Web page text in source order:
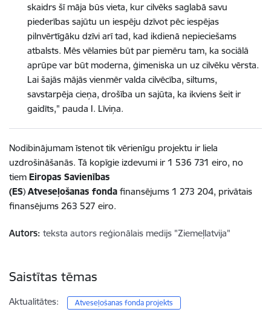
skaidrs šī māja būs vieta, kur cilvēks saglabā savu
piederības sajūtu un iespēju dzīvot pēc iespējas
pilnvērtīgāku dzīvi arī tad, kad ikdienā nepieciešams
atbalsts. Mēs vēlamies būt par piemēru tam, ka sociālā
aprūpe var būt moderna, ģimeniska un uz cilvēku vērsta.
Lai šajās mājās vienmēr valda cilvēcība, siltums,
savstarpēja cieņa, drošība un sajūta, ka ikviens šeit ir
gaidīts," pauda I. Līviņa.
Nodibinājumam īstenot tik vērienīgu projektu ir liela
uzdrošināšanās. Tā kopīgie izdevumi ir 1 536 731 eiro, no
tiem Eiropas Savienības
(ES) Atveseļošanas fonda finansējums 1 273 204, privātais
finansējums 263 527 eiro.
Autors: teksta autors reģionālais medijs "Ziemeļlatvija"
Saistītas tēmas
Aktualitātes: Atveseļošanas fonda projekts